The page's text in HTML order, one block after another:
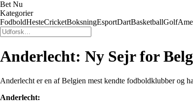
Bet Nu
Kategorier
FodboldHesteCricketBoksningEsportDartBasketballGolf
Anderlecht: Ny Sejr for
Anderlecht er en af Belgien mest kendte fodboldklubber og
Anderlecht: